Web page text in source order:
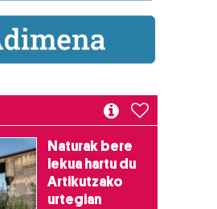
Naturak bere
lekua hartu du
Artikutzako
urtegian